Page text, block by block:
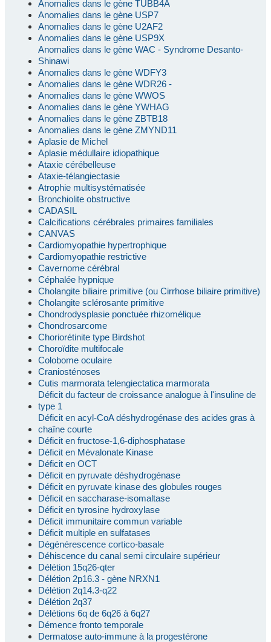
Anomalies dans le gène TUBB4A
Anomalies dans le gène USP7
Anomalies dans le gène U2AF2
Anomalies dans le gène USP9X
Anomalies dans le gène WAC - Syndrome Desanto-
Shinawi
Anomalies dans le gène WDFY3
Anomalies dans le gène WDR26 -
Anomalies dans le gène WWOS
Anomalies dans le gène YWHAG
Anomalies dans le gène ZBTB18
Anomalies dans le gène ZMYND11
Aplasie de Michel
Aplasie médullaire idiopathique
Ataxie cérébelleuse
Ataxie-télangiectasie
Atrophie multisystématisée
Bronchiolite obstructive
CADASIL
Calcifications cérébrales primaires familiales
CANVAS
Cardiomyopathie hypertrophique
Cardiomyopathie restrictive
Cavernome cérébral
Céphalée hypnique
Cholangite biliaire primitive (ou Cirrhose biliaire primitive)
Cholangite sclérosante primitive
Chondrodysplasie ponctuée rhizomélique
Chondrosarcome
Choriorétinite type Birdshot
Choroïdite multifocale
Colobome oculaire
Craniosténoses
Cutis marmorata telengiectatica marmorata
Déficit du facteur de croissance analogue à l'insuline de
type 1
Déficit en acyl-CoA déshydrogénase des acides gras à
chaîne courte
Déficit en fructose-1,6-diphosphatase
Déficit en Mévalonate Kinase
Déficit en OCT
Déficit en pyruvate déshydrogénase
Déficit en pyruvate kinase des globules rouges
Déficit en saccharase-isomaltase
Déficit en tyrosine hydroxylase
Déficit immunitaire commun variable
Déficit multiple en sulfatases
Dégénérescence cortico-basale
Déhiscence du canal semi circulaire supérieur
Délétion 15q26-qter
Délétion 2p16.3 - gène NRXN1
Délétion 2q14.3-q22
Délétion 2q37
Délétions 6q de 6q26 à 6q27
Démence fronto temporale
Dermatose auto-immune à la progestérone